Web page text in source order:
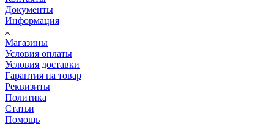
Документы
Информация
Магазины
Условия оплаты
Условия доставки
Гарантия на товар
Реквизиты
Политика
Статьи
Помощь